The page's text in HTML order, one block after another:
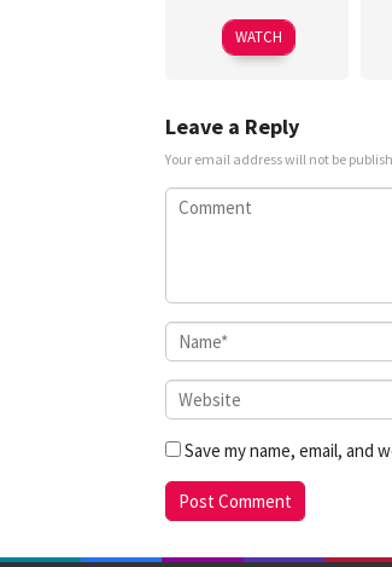
WATCH
Leave a Reply
Your email address will not be
Save my name, email,